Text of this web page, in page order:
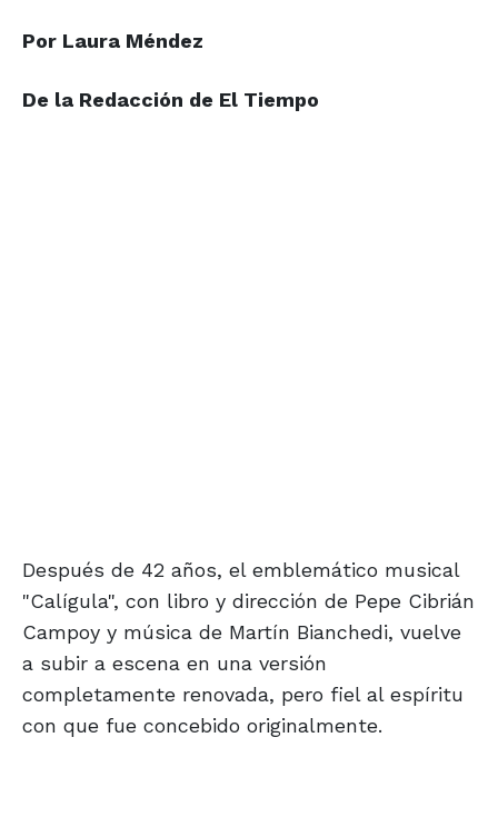
Por Laura Méndez
De la Redacción de El Tiempo
Después de 42 años, el emblemático musical
"Calígula", con libro y dirección de Pepe Cibrián
Campoy y música de Martín Bianchedi, vuelve
a subir a escena en una versión
completamente renovada, pero fiel al espíritu
con que fue concebido originalmente.